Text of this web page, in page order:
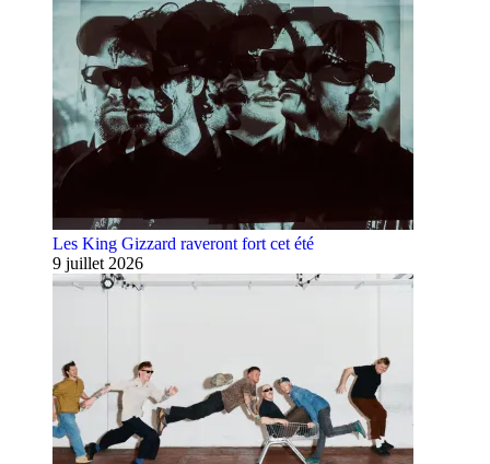
Les King Gizzard raveront fort cet été
9 juillet 2026